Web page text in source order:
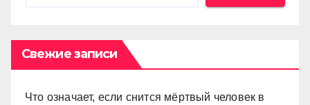
Свежие записи
Что означает, если снится мёртвый человек в